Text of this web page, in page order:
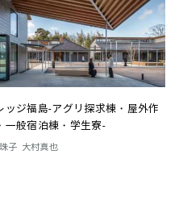
ッジ福島-アグリ探求棟・屋外作
一般宿泊棟・学生寮-
子 大村真也